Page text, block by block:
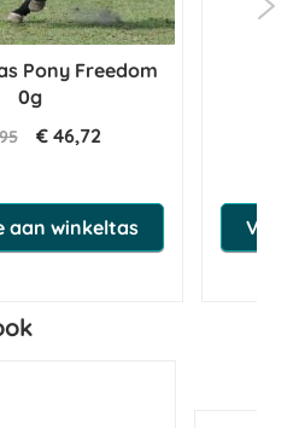
Pony Freedom
0g
€ 46,72
aan winkeltas